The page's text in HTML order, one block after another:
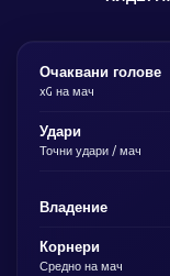
Очаквани голове
xG на мач
Удари
Точни удари / мач
Владение
Корнери
Средно на мач